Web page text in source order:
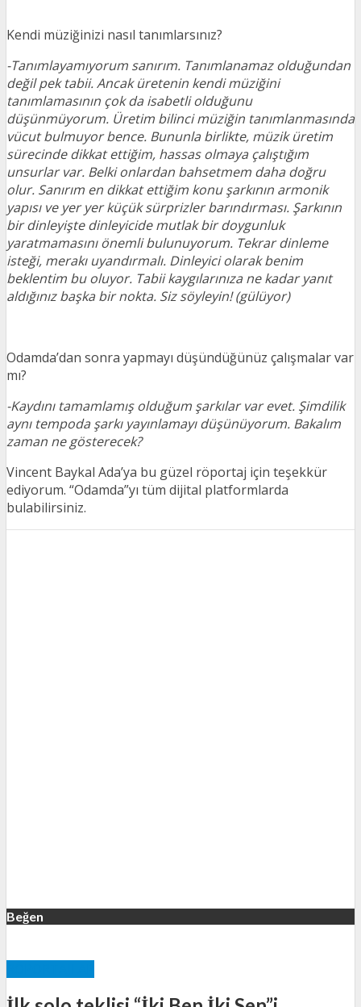
Kendi müziğinizi nasıl tanımlarsınız?
-Tanımlayamıyorum sanırım. Tanımlanamaz olduğundan
değil pek tabii. Ancak üretenin kendi müziğini
tanımlamasının çok da isabetli olduğunu
düşünmüyorum. Üretim bilinci müziğin tanımlanmasında
vücut bulmuyor bence. Bununla birlikte, müzik üretim
sürecinde dikkat ettiğim, hassas olmaya çalıştığım
unsurlar var. Belki onlardan bahsetmem daha doğru
olur. Sanırım en dikkat ettiğim konu şarkının armonik
yapısı ve yer yer küçük sürprizler barındırması. Şarkının
bir dinleyişte dinleyicide mutlak bir doygunluk
yaratmamasını önemli bulunuyorum. Tekrar dinleme
isteği, merakı uyandırmalı. Dinleyici olarak benim
beklentim bu oluyor. Tabii kaygılarınıza ne kadar yanıt
aldığınız başka bir nokta. Siz söyleyin! (gülüyor)
Odamda’dan sonra yapmayı düşündüğünüz çalışmalar var
mı?
-Kaydını tamamlamış olduğum şarkılar var evet. Şimdilik
aynı tempoda şarkı yayınlamayı düşünüyorum. Bakalım
zaman ne gösterecek?
Vincent Baykal Ada’ya bu güzel röportaj için teşekkür
ediyorum. “Odamda”yı tüm dijital platformlarda
bulabilirsiniz.
Beğen